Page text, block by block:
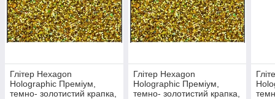
Глітер Hexagon
Holographic Преміум,
темно- золотистий крапка,
Глітер Hexagon
Holographic Преміум,
темно- золотистий крапка,